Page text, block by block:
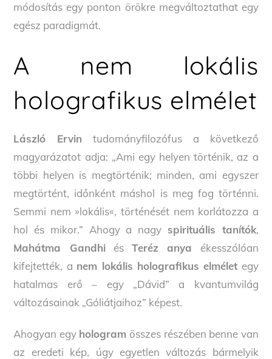
módosítás egy ponton örökre megváltoztathat egy
egész paradigmát.
A nem lokális
holografikus elmélet
László Ervin tudományfilozófus a következő
magyarázatot adja: „Ami egy helyen történik, az a
többi helyen is megtörténik; minden, ami egyszer
megtörtént, időnként máshol is meg fog történni.
Semmi nem »lokális«, történését nem korlátozza a
hol és mikor.” Ahogy a nagy spirituális tanítók,
Mahátma GandhiésTeréz anya ékesszólóan
kifejtették, a nem lokális holografikus elmélet egy
hatalmas erő – egy „Dávid” a kvantumvilág
változásainak „Góliátjaihoz” képest.
Ahogyan egy hologram összes részében benne van
az eredeti kép, úgy egyetlen változás bármelyik